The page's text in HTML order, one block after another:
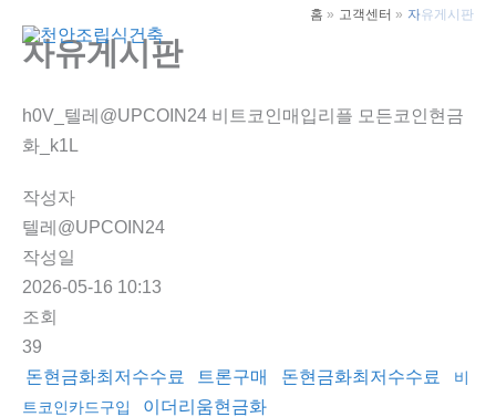
홈 고객센터 자유게시판
자유게시판
h0V_텔레@UPCOIN24 비트코인매입리플 모든코인현금
화_k1L
작성자
텔레@UPCOIN24
작성일
2026-05-16 10:13
조회
39
돈현금화최저수수료 트론구매 돈현금화최저수수료
비
트코인카드구입
이더리움현금화